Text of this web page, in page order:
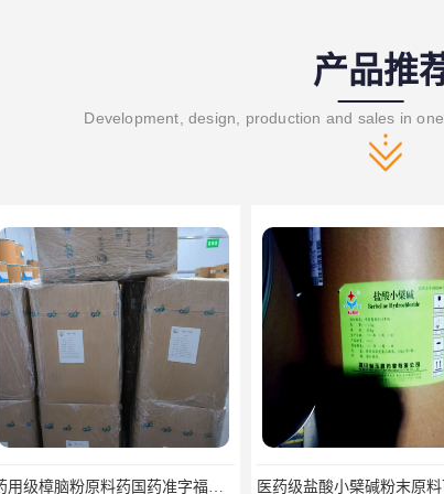
产品推
Development, design, production and sales in
医药级盐酸小檗碱粉末原料可关联审评